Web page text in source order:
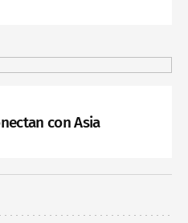
con Asia